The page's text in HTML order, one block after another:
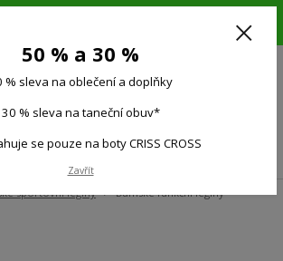
!!! 50 % SLEVA na všechno oblečení a doplňky !!!
9:00-15.00)
sportovní legíny
Dámské funkční legíny
50 % a 30 %
% sleva na oblečení a doplňky
30 % sleva na taneční obuv*
se pouze na boty CRISS CROSS
Zavřít